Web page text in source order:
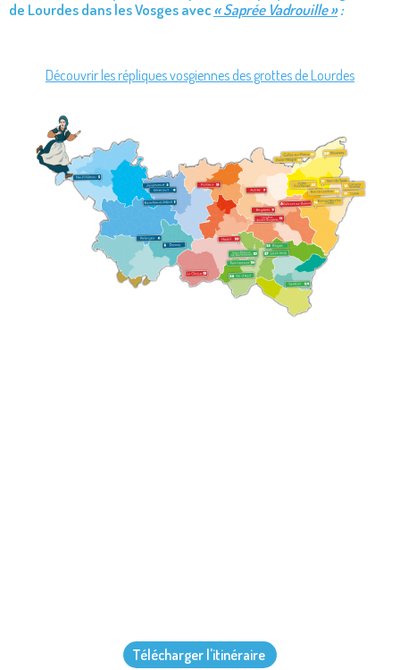
de Lourdes dans les Vosges avec« Saprée Vadrouille »:
Découvrir les répliques vosgiennes des grottes de Lourdes
Télécharger l'itinéraire